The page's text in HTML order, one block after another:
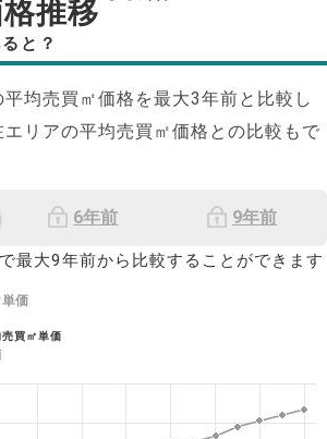
推移
と？
均売買㎡価格を最大3年前と比較し
リアの平均売買㎡価格との比較もで
6年前 9年前
最大9年前から比較することができます
価
買㎡単価